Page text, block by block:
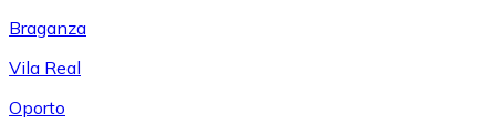
Braganza
Vila Real
Oporto